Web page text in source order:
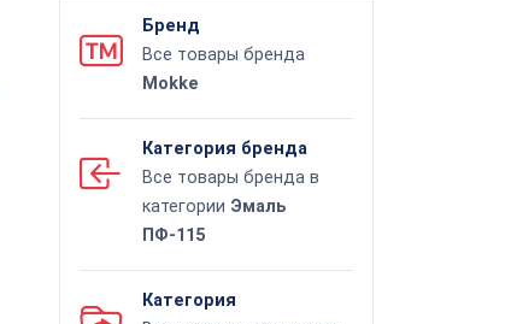
Бренд
Все товары бренда
Mokke
Категория бренда
Все товары бренда в
категории Эмаль
ПФ-115
Категория